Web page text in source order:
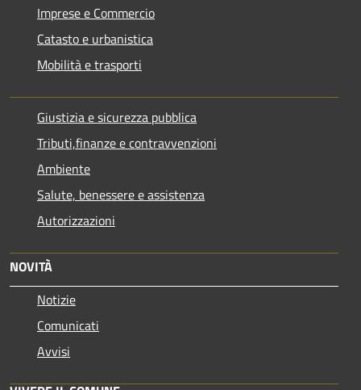
Imprese e Commercio
Catasto e urbanistica
Mobilità e trasporti
Giustizia e sicurezza pubblica
Tributi,finanze e contravvenzioni
Ambiente
Salute, benessere e assistenza
Autorizzazioni
NOVITÀ
Notizie
Comunicati
Avvisi